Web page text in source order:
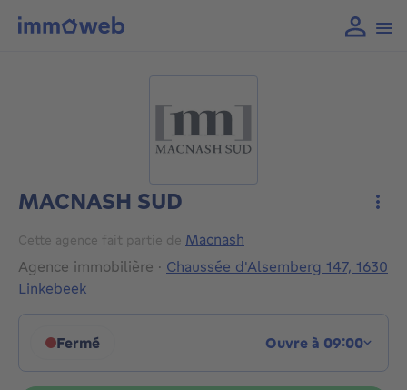
MACNASH SUD
Cette agence fait partie de Macnash
Agence immobilière · Chaussée d'Alsemberg 147, 1630
Linkebeek
Fermé Ouvre à 09:00
Cliquez pour afficher les horaires